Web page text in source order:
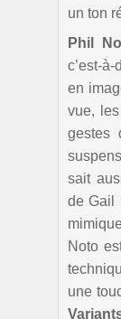
un ton
Phil
c’est-
en
vue,
gestes
sait
de Gail
Noto
une